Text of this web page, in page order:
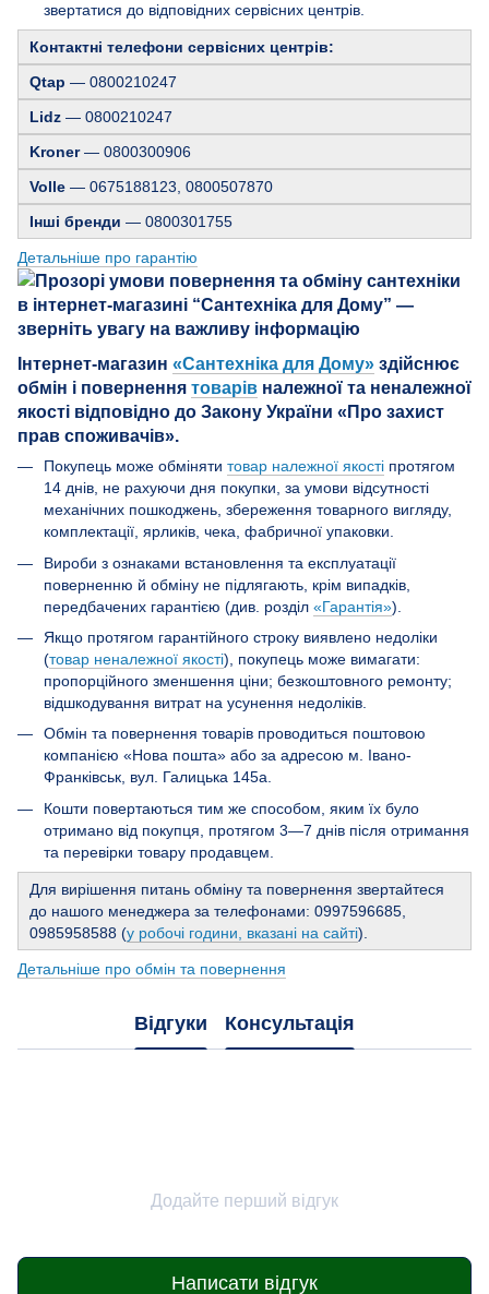
звертатися до відповідних сервісних центрів.
Контактні телефони сервісних центрів:
Qtap — 0800210247
Lidz — 0800210247
Kroner— 0800300906
Volle — 0675188123, 0800507870
Інші бренди — 0800301755
Детальніше про гарантію
Інтернет-магазин «Сантехніка для Дому» здійснює
обмін і повернення товарів належної та неналежної
якості відповідно до Закону України «Про захист
прав споживачів».
Покупець може обміняти товар належної якості протягом
14 днів, не рахуючи дня покупки, за умови відсутності
механічних пошкоджень, збереження товарного вигляду,
комплектації, ярликів, чека, фабричної упаковки.
Вироби з ознаками встановлення та експлуатації
поверненню й обміну не підлягають, крім випадків,
передбачених гарантією (див. розділ «Гарантія»).
Якщо протягом гарантійного строку виявлено недоліки
(товар неналежної якості), покупець може вимагати:
пропорційного зменшення ціни; безкоштовного ремонту;
відшкодування витрат на усунення недоліків.
Обмін та повернення товарів проводиться поштовою
компанією «Нова пошта» або за адресою м. Івано-
Франківськ, вул. Галицька 145а.
Кошти повертаються тим же способом, яким їх було
отримано від покупця, протягом 3—7 днів після отримання
та перевірки товару продавцем.
Для вирішення питань обміну та повернення звертайтеся
до нашого менеджера за телефонами: 0997596685,
0985958588 (у робочі години, вказані на сайті).
Детальніше про обмін та повернення
Відгуки Консультація
Додайте перший відгук
Написати відгук